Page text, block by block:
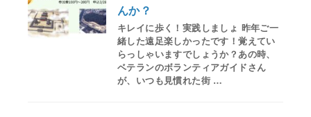
んか？
キレイに歩く！実践しましょ 昨年ご一
緒した遠足楽しかったです！覚えてい
らっしゃいますでしょうか？あの時、
ベテランのボランティアガイドさん
が、いつも見慣れた街 …